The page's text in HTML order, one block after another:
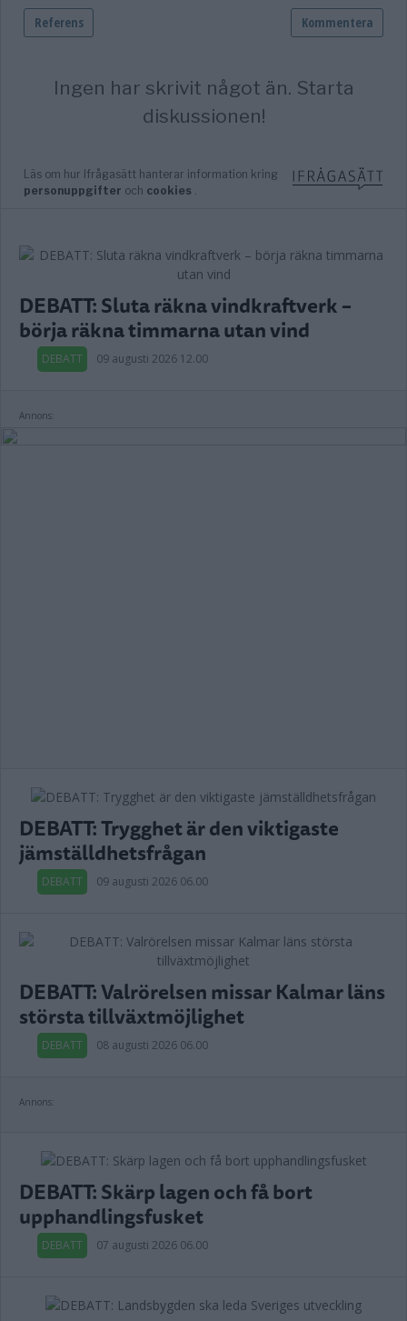
DEBATT: Sluta räkna vindkraftverk –
börja räkna timmarna utan vind
DEBATT 09 augusti 2026 12.00
Annons:
DEBATT: Trygghet är den viktigaste
jämställdhetsfrågan
DEBATT 09 augusti 2026 06.00
DEBATT: Valrörelsen missar Kalmar läns
största tillväxtmöjlighet
DEBATT 08 augusti 2026 06.00
Annons:
DEBATT: Skärp lagen och få bort
upphandlingsfusket
DEBATT 07 augusti 2026 06.00